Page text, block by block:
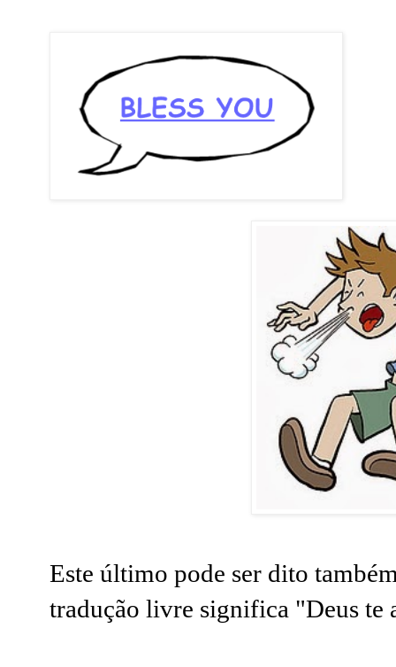
Este último pode ser dito
tradução livre significa "Deus te